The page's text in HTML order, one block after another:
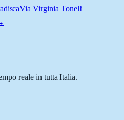
Via Virginia Tonelli
reale in tutta Italia.